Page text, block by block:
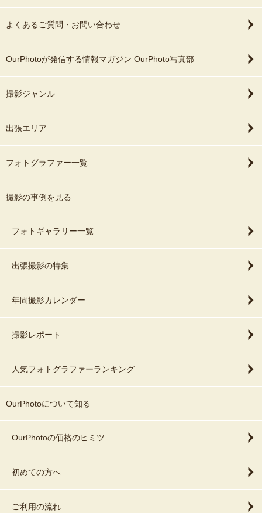
よくあるご質問・お問い合わせ
OurPhotoが発信する情報マガジン OurPhoto写真部
撮影ジャンル
出張エリア
フォトグラファー一覧
撮影の事例を見る
フォトギャラリー一覧
出張撮影の特集
年間撮影カレンダー
撮影レポート
人気フォトグラファーランキング
OurPhotoについて知る
OurPhotoの価格のヒミツ
初めての方へ
ご利用の流れ